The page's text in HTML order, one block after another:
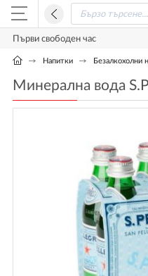
Първи свободен час
Напитки Безалкохолни
Минерална вода